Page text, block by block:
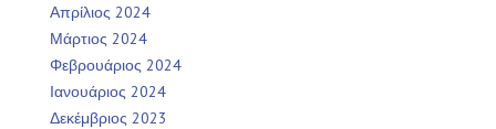
Απρίλιος 2024
Μάρτιος 2024
Φεβρουάριος 2024
Ιανουάριος 2024
Δεκέμβριος 2023